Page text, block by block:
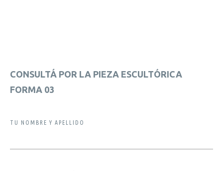
CONSULTÁ POR LA PIEZA ESCULTÓRICA
FORMA 03
TU NOMBRE Y APELLIDO